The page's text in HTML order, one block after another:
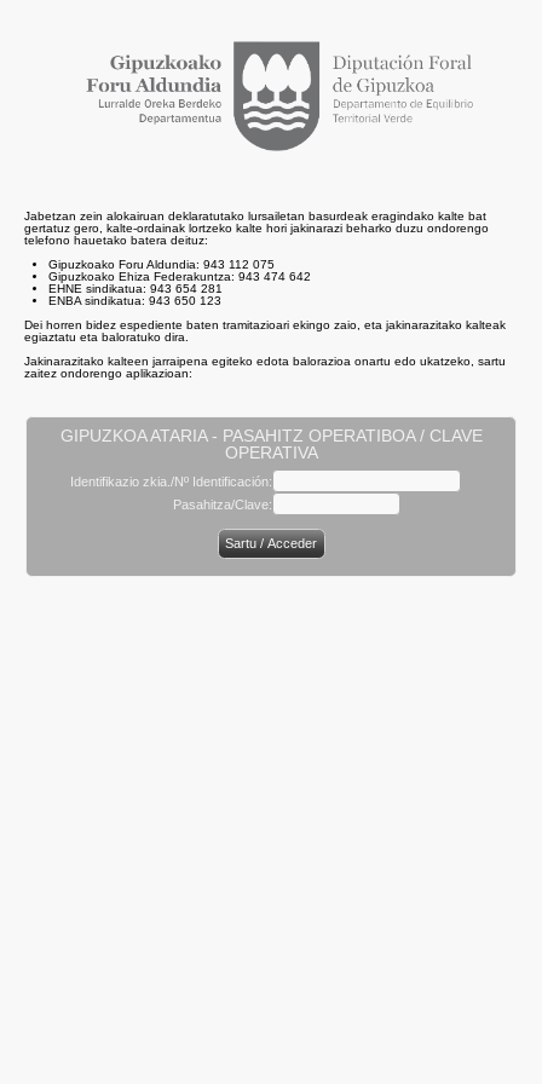
Jabetzan zein alokairuan deklaratutako lursailetan basurdeak eragindako kalte bat
gertatuz gero, kalte-ordainak lortzeko kalte hori jakinarazi beharko duzu ondorengo
telefono hauetako batera deituz:
Gipuzkoako Foru Aldundia: 943 112 075
Gipuzkoako Ehiza Federakuntza: 943 474 642
EHNE sindikatua: 943 654 281
ENBA sindikatua: 943 650 123
Dei horren bidez espediente baten tramitazioari ekingo zaio, eta jakinarazitako kalteak
egiaztatu eta baloratuko dira.
Jakinarazitako kalteen jarraipena egiteko edota balorazioa onartu edo ukatzeko, sartu
zaitez ondorengo aplikazioan:
GIPUZKOA ATARIA - PASAHITZ OPERATIBOA / CLAVE
OPERATIVA
Identifikazio zkia./Nº Identificación:
Pasahitza/Clave: